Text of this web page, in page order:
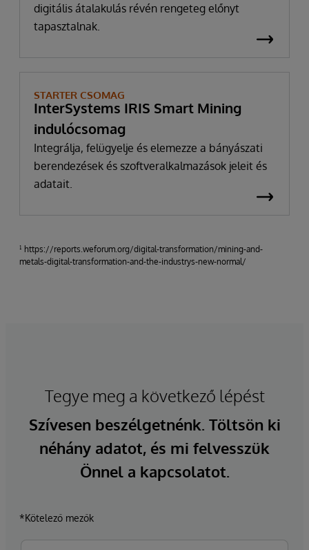
digitális átalakulás révén rengeteg előnyt
tapasztalnak.
STARTER CSOMAG
InterSystems IRIS Smart Mining
indulócsomag
Integrálja, felügyelje és elemezze a bányászati
berendezések és szoftveralkalmazások jeleit és
adatait.
¹ https://reports.weforum.org/digital-transformation/mining-and-
metals-digital-transformation-and-the-industrys-new-normal/
Tegye meg a következő lépést
Szívesen beszélgetnénk. Töltsön ki
néhány adatot, és mi felvesszük
Önnel a kapcsolatot.
*Kötelező mezők